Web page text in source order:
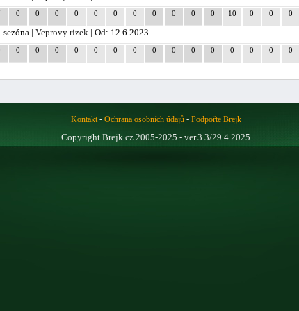
0 0 0 0 0 0 0 0 0 0 0 10 0 0 0
sezóna |Veprovy rizek | Od: 12.6.2023
0 0 0 0 0 0 0 0 0 0 0 0 0 0 0
Kontakt- Ochrana osobních údajů- Podpořte Brejk
Copyright Brejk.cz 2005-2025 - ver.3.3/29.4.2025